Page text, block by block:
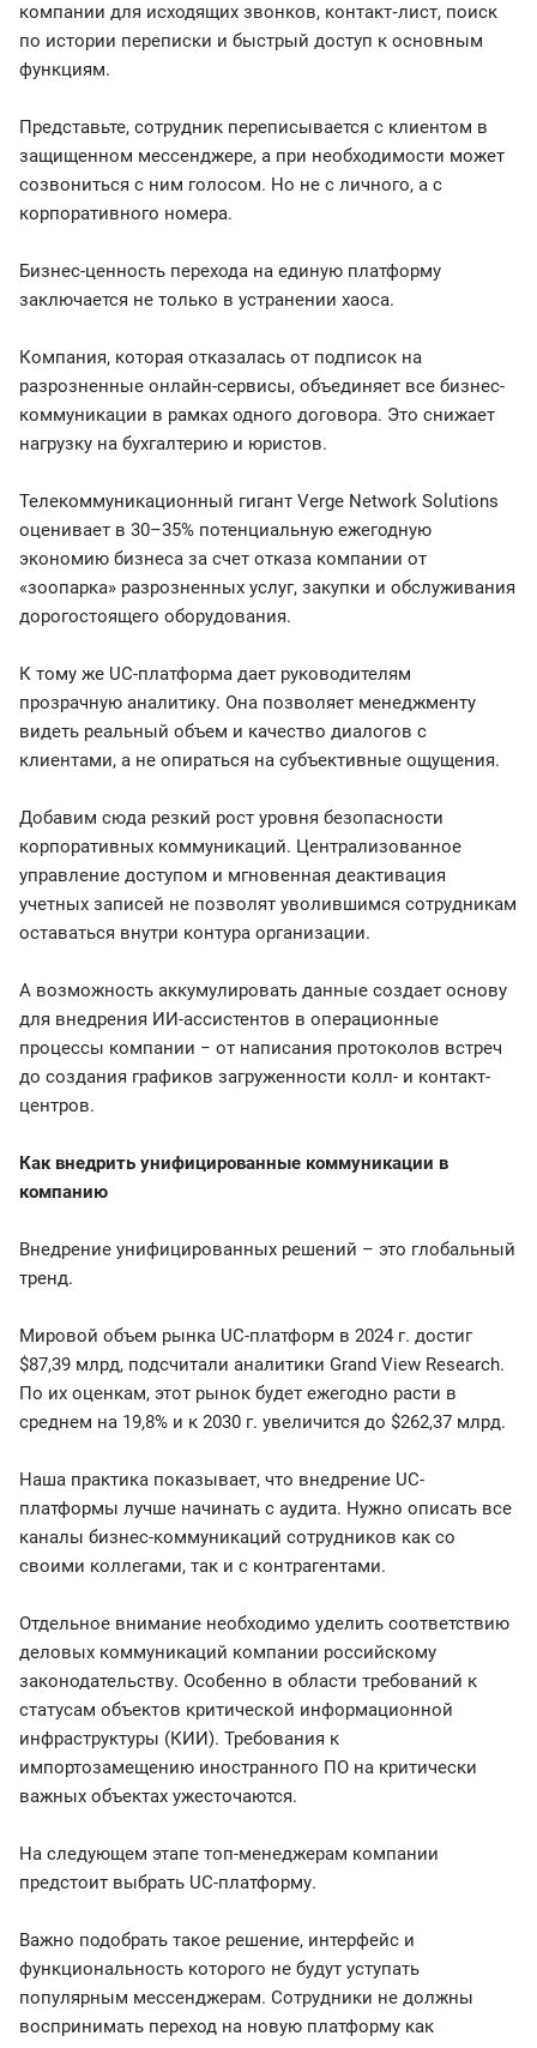
компании для исходящих звонков, контакт‑лист, поиск
по истории переписки и быстрый доступ к основным
функциям.
Представьте, сотрудник переписывается с клиентом в
защищенном мессенджере, а при необходимости может
созвониться с ним голосом. Но не с личного, а с
корпоративного номера.
Бизнес-ценность перехода на единую платформу
заключается не только в устранении хаоса.
Компания, которая отказалась от подписок на
разрозненные онлайн-сервисы, объединяет все бизнес-
коммуникации в рамках одного договора. Это снижает
нагрузку на бухгалтерию и юристов.
Телекоммуникационный гигант Verge Network Solutions
оценивает в 30–35% потенциальную ежегодную
экономию бизнеса за счет отказа компании от
«зоопарка» разрозненных услуг, закупки и обслуживания
дорогостоящего оборудования.
К тому же UC-платформа дает руководителям
прозрачную аналитику. Она позволяет менеджменту
видеть реальный объем и качество диалогов с
клиентами, а не опираться на субъективные ощущения.
Добавим сюда резкий рост уровня безопасности
корпоративных коммуникаций. Централизованное
управление доступом и мгновенная деактивация
учетных записей не позволят уволившимся сотрудникам
оставаться внутри контура организации.
А возможность аккумулировать данные создает основу
для внедрения ИИ-ассистентов в операционные
процессы компании − от написания протоколов встреч
до создания графиков загруженности колл- и контакт-
центров.
Как внедрить унифицированные коммуникации в
компанию
Внедрение унифицированных решений – это глобальный
тренд.
Мировой объем рынка UC-платформ в 2024 г. достиг
$87,39 млрд, подсчитали аналитики Grand View Research.
По их оценкам, этот рынок будет ежегодно расти в
среднем на 19,8% и к 2030 г. увеличится до $262,37 млрд.
Наша практика показывает, что внедрение UC-
платформы лучше начинать с аудита. Нужно описать все
каналы бизнес-коммуникаций сотрудников как со
своими коллегами, так и с контрагентами.
Отдельное внимание необходимо уделить соответствию
деловых коммуникаций компании российскому
законодательству. Особенно в области требований к
статусам объектов критической информационной
инфраструктуры (КИИ). Требования к
импортозамещению иностранного ПО на критически
важных объектах ужесточаются.
На следующем этапе топ-менеджерам компании
предстоит выбрать UC-платформу.
Важно подобрать такое решение, интерфейс и
функциональность которого не будут уступать
популярным мессенджерам. Сотрудники не должны
воспринимать переход на новую платформу как